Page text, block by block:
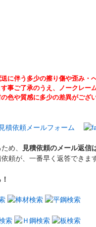
に伴う多少の擦り傷や歪み・へ
了承のうえ、ノークレーム
質感に多少の差異がござい
め、
見積依頼のメール返信
頼が、一番早く返答できま